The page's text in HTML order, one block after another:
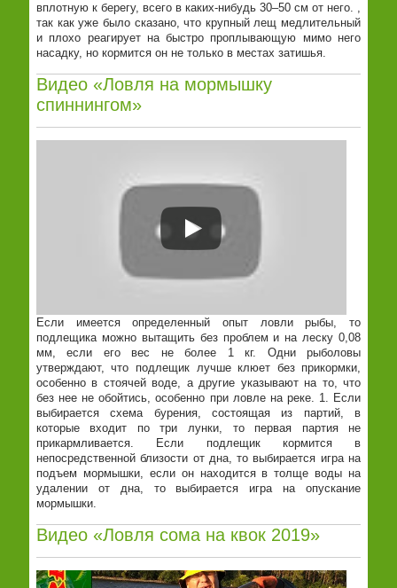
вплотную к берегу, всего в каких-нибудь 30–50 см от него. ,
так как уже было сказано, что крупный лещ медлительный
и плохо реагирует на быстро проплывающую мимо него
насадку, но кормится он не только в местах затишья.
Видео «Ловля на мормышку
спиннингом»
Если имеется определенный опыт ловли рыбы, то
подлещика можно вытащить без проблем и на леску 0,08
мм, если его вес не более 1 кг. Одни рыболовы
утверждают, что подлещик лучше клюет без прикормки,
особенно в стоячей воде, а другие указывают на то, что
без нее не обойтись, особенно при ловле на реке. 1. Если
выбирается схема бурения, состоящая из партий, в
которые входит по три лунки, то первая партия не
прикармливается. Если подлещик кормится в
непосредственной близости от дна, то выбирается игра на
подъем мормышки, если он находится в толще воды на
удалении от дна, то выбирается игра на опускание
мормышки.
Видео «Ловля сома на квок 2019»